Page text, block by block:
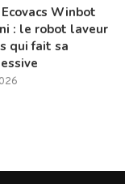
Winbot
: le robot laveur
qui fait sa